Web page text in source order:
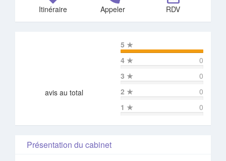
Itinéraire Appeler RDV
avis au total
5 ★
4 ★
0
3 ★
0
2 ★
0
1 ★ 0
Présentation du cabinet